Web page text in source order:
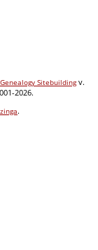
Sitebuildingv.
2026.
.